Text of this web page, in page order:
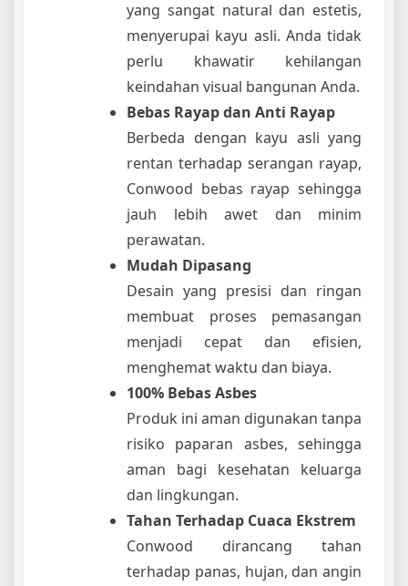
yang sangat natural dan estetis,
menyerupai kayu asli. Anda tidak
perlu khawatir kehilangan
keindahan visual bangunan Anda.
Bebas Rayap dan Anti Rayap
Berbeda dengan kayu asli yang
rentan terhadap serangan rayap,
Conwood bebas rayap sehingga
jauh lebih awet dan minim
perawatan.
Mudah Dipasang
Desain yang presisi dan ringan
membuat proses pemasangan
menjadi cepat dan efisien,
menghemat waktu dan biaya.
100% Bebas Asbes
Produk ini aman digunakan tanpa
risiko paparan asbes, sehingga
aman bagi kesehatan keluarga
dan lingkungan.
Tahan Terhadap Cuaca Ekstrem
Conwood dirancang tahan
terhadap panas, hujan, dan angin